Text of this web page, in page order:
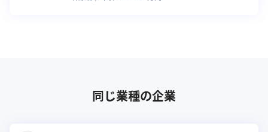
同じ業種の企業